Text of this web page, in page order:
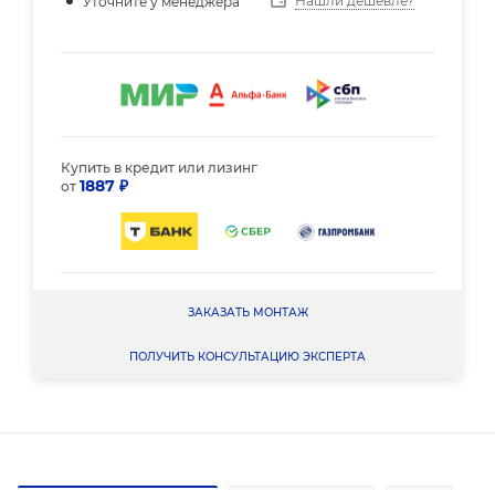
Купить в кредит или лизинг
от 1887 ₽
ЗАКАЗАТЬ МОНТАЖ
ПОЛУЧИТЬ КОНСУЛЬТАЦИЮ ЭКСПЕРТА